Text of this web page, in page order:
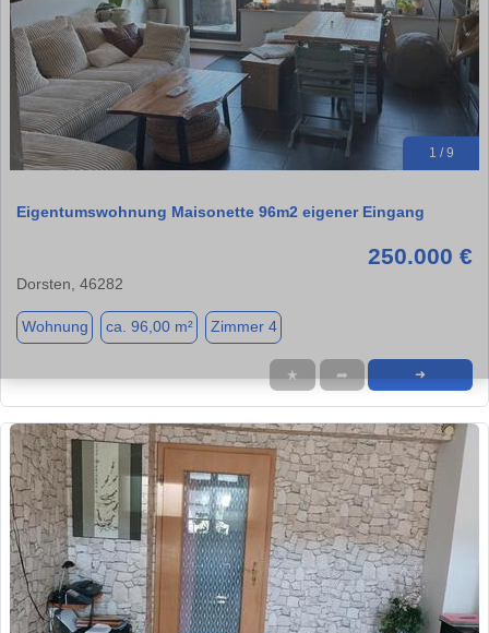
1 / 9
Eigentumswohnung Maisonette 96m2 eigener Eingang
250.000 €
Dorsten, 46282
Wohnung ca. 96,00 m² Zimmer 4
★ ➦ ➜